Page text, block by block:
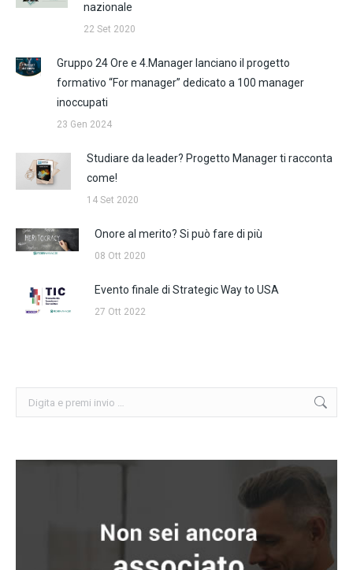
nazionale
22 Set 2020
Gruppo 24 Ore e 4.Manager lanciano il progetto
formativo “For manager” dedicato a 100 manager
inoccupati
23 Gen 2024
Studiare da leader? Progetto Manager ti racconta
come!
14 Set 2020
Onore al merito? Si può fare di più
08 Ott 2020
Evento finale di Strategic Way to USA
27 Ott 2022
Cerca: